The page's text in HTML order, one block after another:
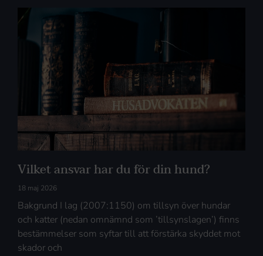
Vilket ansvar har du för din hund?
18 maj 2026
Bakgrund I lag (2007:1150) om tillsyn över hundar
och katter (nedan omnämnd som ’tillsynslagen’) finns
bestämmelser som syftar till att förstärka skyddet mot
skador och